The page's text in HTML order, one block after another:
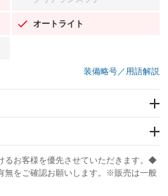
：装備なし
オートライト
：装備あり
装備略号／用語解説
ABS
るお客様を優先させていただきます。◆
無をご確認お願いします。※販売は一般